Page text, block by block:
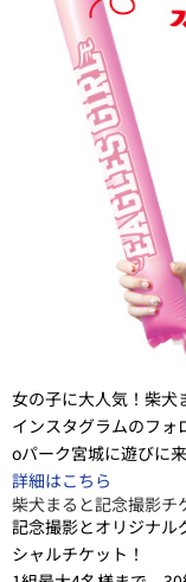
女の子に大人気！柴犬
インスタグラムのフ
oパーク宮城に遊びに
詳細はこちら
柴犬まると記念撮影チ
記念撮影とオリジナル
シャルチケット！